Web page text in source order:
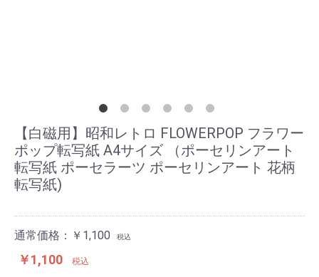
【白磁用】昭和レトロ FLOWERPOP フラワー
ポップ転写紙 A4サイズ （ポーセリンアート
転写紙 ポーセラーツ ポーセリンアート 花柄
転写紙)
通常価格：￥1,100 税込
￥1,100 税込